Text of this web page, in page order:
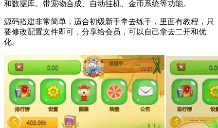
和数据库。带宠物合成、自动挂机、金币系统等功能。
源码搭建非常简单，适合初级新手拿去练手，里面有教程，只
要修改配置文件即可，分享给会员，可以自己拿去二开和优
化。